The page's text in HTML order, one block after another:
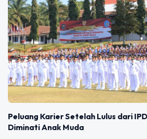
Peluang Karier Setelah Lulus dari
Diminati Anak Muda